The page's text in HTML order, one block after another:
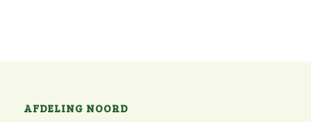
AFDELING NOORD